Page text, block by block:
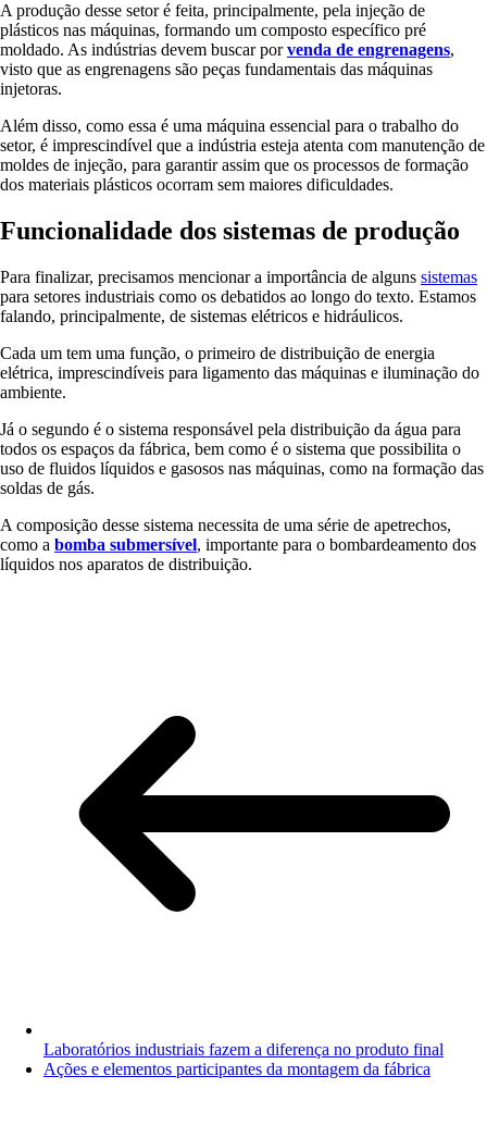
A produção desse setor é feita, principalmente, pela injeção de
plásticos nas máquinas, formando um composto específico pré
moldado. As indústrias devem buscar porvenda de engrenagens,
visto que as engrenagens são peças fundamentais das máquinas
injetoras.
Além disso, como essa é uma máquina essencial para o trabalho do
setor, é imprescindível que a indústria esteja atenta com manutenção de
moldes de injeção, para garantir assim que os processos de formação
dos materiais plásticos ocorram sem maiores dificuldades.
Funcionalidade dos sistemas de produção
Para finalizar, precisamos mencionar a importância de alguns sistemas
para setores industriais como os debatidos ao longo do texto. Estamos
falando, principalmente, de sistemas elétricos e hidráulicos.
Cada um tem uma função, o primeiro de distribuição de energia
elétrica, imprescindíveis para ligamento das máquinas e iluminação do
ambiente.
Já o segundo é o sistema responsável pela distribuição da água para
todos os espaços da fábrica, bem como é o sistema que possibilita o
uso de fluidos líquidos e gasosos nas máquinas, como na formação das
soldas de gás.
A composição desse sistema necessita de uma série de apetrechos,
como a bomba submersível, importante para o bombardeamento dos
líquidos nos aparatos de distribuição.
Laboratórios industriais fazem a diferença no produto final
Ações e elementos participantes da montagem da fábrica